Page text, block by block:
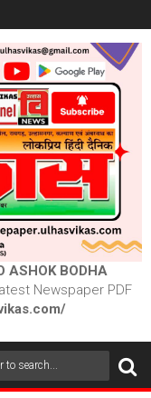
ASHOK BODHA
Newspaper PDF